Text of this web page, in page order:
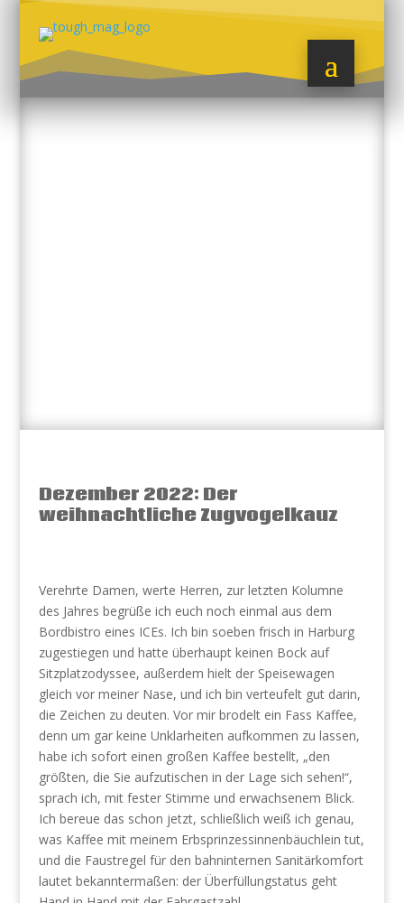
Dezember 2022: Der
weihnachtliche Zugvogelkauz
Verehrte Damen, werte Herren, zur letzten Kolumne
des Jahres begrüße ich euch noch einmal aus dem
Bordbistro eines ICEs. Ich bin soeben frisch in Harburg
zugestiegen und hatte überhaupt keinen Bock auf
Sitzplatzodyssee, außerdem hielt der Speisewagen
gleich vor meiner Nase, und ich bin verteufelt gut darin,
die Zeichen zu deuten. Vor mir brodelt ein Fass Kaffee,
denn um gar keine Unklarheiten aufkommen zu lassen,
habe ich sofort einen großen Kaffee bestellt, „den
größten, die Sie aufzutischen in der Lage sich sehen!“,
sprach ich, mit fester Stimme und erwachsenem Blick.
Ich bereue das schon jetzt, schließlich weiß ich genau,
was Kaffee mit meinem Erbsprinzessinnenbäuchlein tut,
und die Faustregel für den bahninternen Sanitärkomfort
lautet bekanntermaßen: der Überfüllungstatus geht